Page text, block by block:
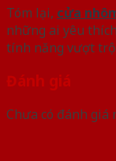
Tóm lại, cửa
những ai yêu
tính năng vượt
Đánh giá
Chưa có đánh giá